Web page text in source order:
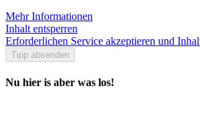
Mehr Informationen
Inhalt entsperren
Erforderlichen Service akzeptieren und
Tipp absenden
Nu hier is aber was los!